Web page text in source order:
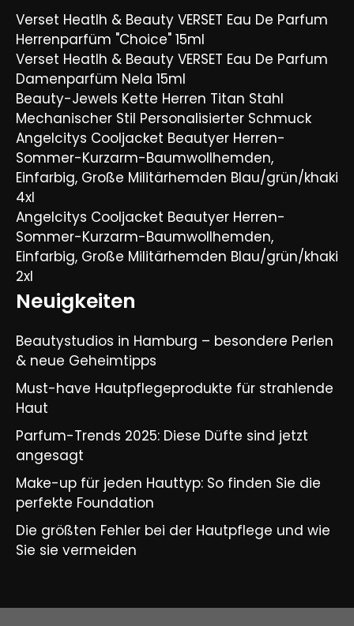
Verset Heatlh & Beauty VERSET Eau De Parfum
Herrenparfüm "Choice" 15ml
Verset Heatlh & Beauty VERSET Eau De Parfum
Damenparfüm Nela 15ml
Beauty-Jewels Kette Herren Titan Stahl
Mechanischer Stil Personalisierter Schmuck
Angelcitys Cooljacket Beautyer Herren-
Sommer-Kurzarm-Baumwollhemden,
Einfarbig, Große Militärhemden Blau/grün/khaki
4xl
Angelcitys Cooljacket Beautyer Herren-
Sommer-Kurzarm-Baumwollhemden,
Einfarbig, Große Militärhemden Blau/grün/khaki
2xl
Neuigkeiten
Beautystudios in Hamburg – besondere Perlen
& neue Geheimtipps
Must-have Hautpflegeprodukte für strahlende
Haut
Parfum-Trends 2025: Diese Düfte sind jetzt
angesagt
Make-up für jeden Hauttyp: So finden Sie die
perfekte Foundation
Die größten Fehler bei der Hautpflege und wie
Sie sie vermeiden